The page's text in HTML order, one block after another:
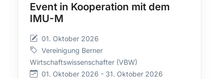
Event in Kooperation mit dem
IMU-M
01. Oktober 2026
Vereinigung Berner
Wirtschaftswissenschafter (VBW)
01. Oktober 2026 - 31. Oktober 2026